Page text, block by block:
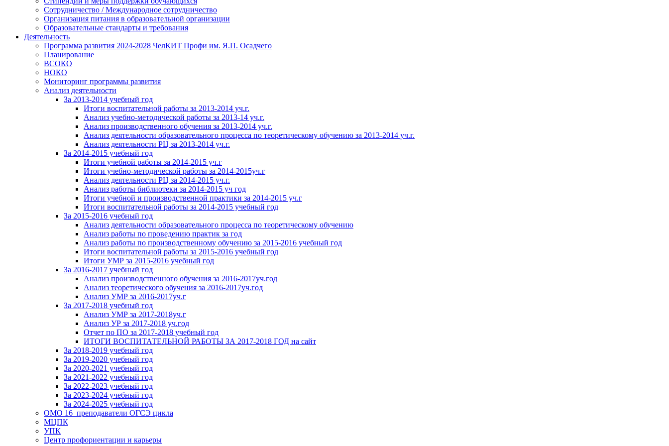
Сотрудничество / Международное сотрудничество
Организация питания в образовательной организации
Образовательные стандарты и требования
Деятельность
Программа развития 2024-2028 ЧелКИТ Профи им. Я.П. Осадчего
Планирование
ВСОКО
НОКО
Мониторинг программы развития
Анализ деятельности
За 2013-2014 учебный год
Итоги воспитательной работы за 2013-2014 уч.г.
Анализ учебно-методической работы за 2013-14 уч.г.
Анализ производственного обучения за 2013-2014 уч.г.
Анализ деятельности образовательного процесса по теоретическому обучению за 2013-2014 уч.г.
Анализ деятельности РЦ за 2013-2014 уч.г.
За 2014-2015 учебный год
Итоги учебной работы за 2014-2015 уч.г
Итоги учебно-методической работы за 2014-2015уч.г
Анализ деятельности РЦ за 2014-2015 уч.г.
Анализ работы библиотеки за 2014-2015 уч год
Итоги учебной и производственной практики за 2014-2015 уч.г
Итоги воспитательной работы за 2014-2015 учебный год
За 2015-2016 учебный год
Анализ деятельности образовательного процесса по теоретическому обучению
Анализ работы по проведению практик за год
Анализ работы по производственному обучению за 2015-2016 учебный год
Итоги воспитательной работы за 2015-2016 учебный год
Итоги УМР за 2015-2016 учебный год
За 2016-2017 учебный год
Анализ производственного обучения за 2016-2017уч.год
Анализ теоретического обучения за 2016-2017уч.год
Анализ УМР за 2016-2017уч.г
За 2017-2018 учебный год
Анализ УМР за 2017-2018уч.г
Анализ УР за 2017-2018 уч.год
Отчет по ПО за 2017-2018 учебный год
ИТОГИ ВОСПИТАТЕЛЬНОЙ РАБОТЫ ЗА 2017-2018 ГОД на сайт
За 2018-2019 учебный год
За 2019-2020 учебный год
За 2020-2021 учебный год
За 2021-2022 учебный год
За 2022-2023 учебный год
За 2023-2024 учебный год
За 2024-2025 учебный год
ОМО 16_преподаватели ОГСЭ цикла
МЦПК
УПК
Центр профориентации и карьеры